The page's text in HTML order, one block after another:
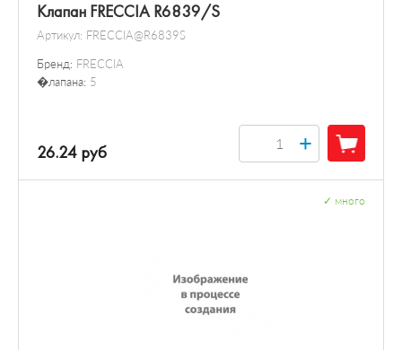
Клапан FRECCIA R6839/S
Артикул: FRECCIA@R6839S
Бренд: FRECCIA
�лапана: 5
26.24 руб +
много